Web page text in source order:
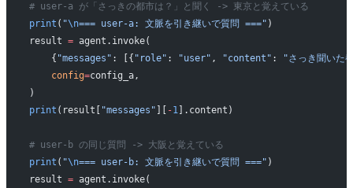
# user-a が「さっきの都市は？」と聞く -> 東京と覚えている
print ( "\n=== user-a: 文脈を引き継いで質問 ===" )
result = agent.invoke(
    {
"messages" : [{ "role" : "user" , "content" :
"さっき聞いた
    config
=config_a,
)
print (result[ "messages" -1].content)
# user-b の同じ質問 -> 大阪と覚えている
print ( "\n=== user-b: 文脈を引き継いで質問 ===" )
result = agent.invoke(